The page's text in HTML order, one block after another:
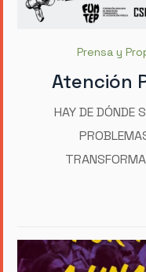
Prensa y
Atención
HAY DE DÓNDE